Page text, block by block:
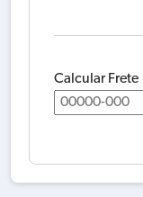
Calcular Frete